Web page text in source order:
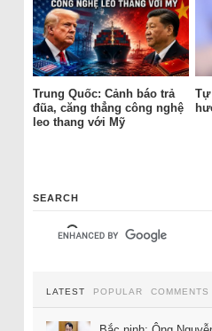
Trung Quốc: Cảnh báo trả
đũa, căng thẳng công nghệ
leo thang với Mỹ
SEARCH
LATEST POPULAR COMMENTS